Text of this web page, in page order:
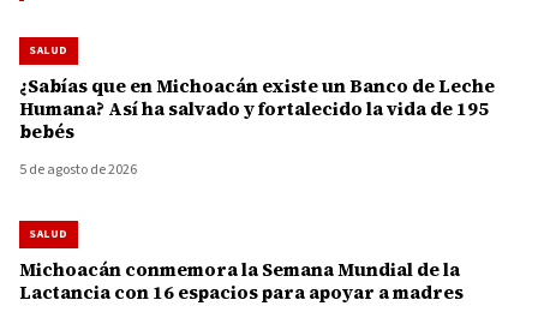
SALUD
¿Sabías que en Michoacán existe un Banco de Leche
Humana? Así ha salvado y fortalecido la vida de 195
bebés
5 de agosto de 2026
SALUD
Michoacán conmemora la Semana Mundial de la
Lactancia con 16 espacios para apoyar a madres